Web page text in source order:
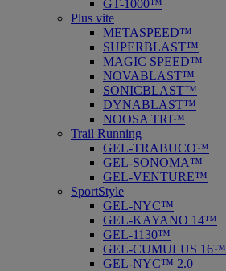
GT-1000™
Plus vite
METASPEED™
SUPERBLAST™
MAGIC SPEED™
NOVABLAST™
SONICBLAST™
DYNABLAST™
NOOSA TRI™
Trail Running
GEL-TRABUCO™
GEL-SONOMA™
GEL-VENTURE™
SportStyle
GEL-NYC™
GEL-KAYANO 14™
GEL-1130™
GEL-CUMULUS 16™
GEL-NYC™ 2.0